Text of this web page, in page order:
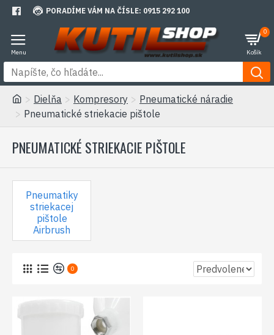
PORADÍME VÁM NA ČÍSLE: 0915 292 100
0
Dielňa Kompresory
Pneumatické náradie
Pneumatické striekacie pištole
PNEUMATICKÉ STRIEKACIE PIŠTOLE
Pneumatiky
striekacej
pištole
Airbrush
0